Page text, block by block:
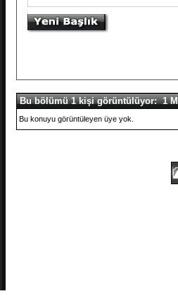
Bu bölümü 1 kişi görüntülüyor: 1
Bu konuyu görüntüleyen üye yok.